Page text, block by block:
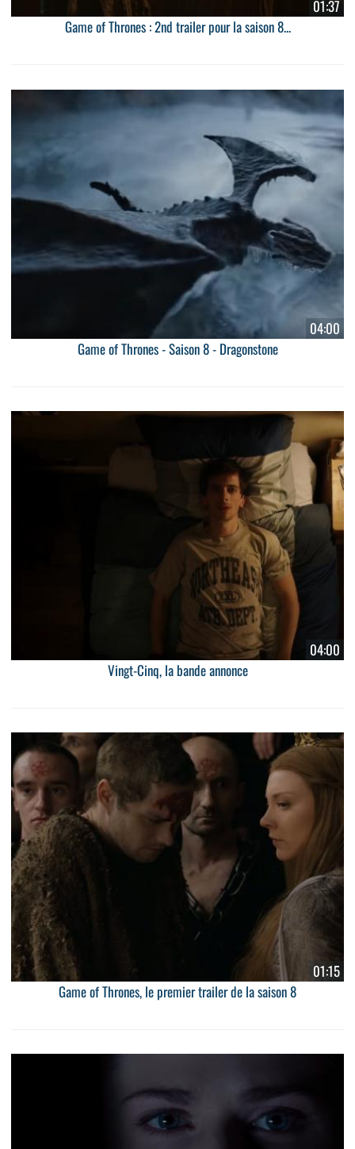
01:37
Game of Thrones : 2nd trailer pour la saison 8...
04:00
Game of Thrones - Saison 8 - Dragonstone
04:00
Vingt-Cinq, la bande annonce
01:15
Game of Thrones, le premier trailer de la saison 8